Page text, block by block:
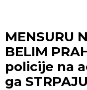
MENSURU
BELIM
policije na
ga